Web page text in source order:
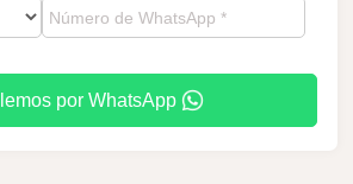
por WhatsApp